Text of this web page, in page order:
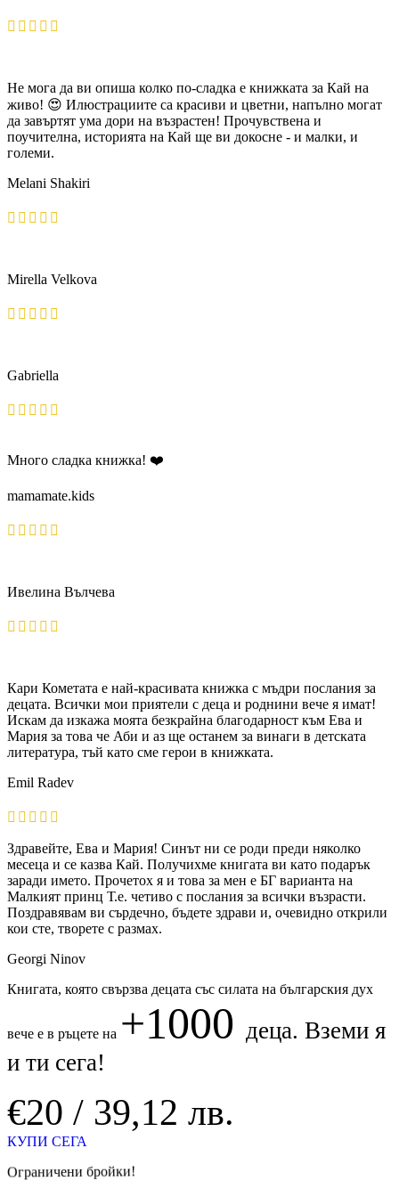
Не мога да ви опиша колко по-сладка е книжката за Кай на
живо! 😍 Илюстрациите са красиви и цветни, напълно могат
да завъртят ума дори на възрастен! Прочувствена и
поучителна, историята на Кай ще ви докосне - и малки, и
големи.
Melani Shakiri
Mirella Velkova
Gabriella
Много сладка книжка! ❤️
mamamate.kids
Ивелина Вълчева
Кари Кометата е най-красивата книжка с мъдри послания за
децата. Всички мои приятели с деца и роднини вече я имат!
Искам да изкажа моята безкрайна благодарност към Ева и
Мария за това че Аби и аз ще останем за винаги в детската
литература, тъй като сме герои в книжката.
Emil Radev
Здравейте, Ева и Мария! Синът ни се роди преди няколко
месеца и се казва Кай. Получихме книгата ви като подарък
заради името. Прочетох я и това за мен е БГ варианта на
Малкият принц Т.е. четиво с послания за всички възрасти.
Поздравявам ви сърдечно, бъдете здрави и, очевидно открили
кои сте, творете с размах.
Georgi Ninov
Книгата, която свързва децата със силата на българския дух
вече е в ръцете на +1000 деца. Вземи я
и ти сега!
€20 / 39,12 лв.
КУПИ СЕГА
Ограничени бройки!